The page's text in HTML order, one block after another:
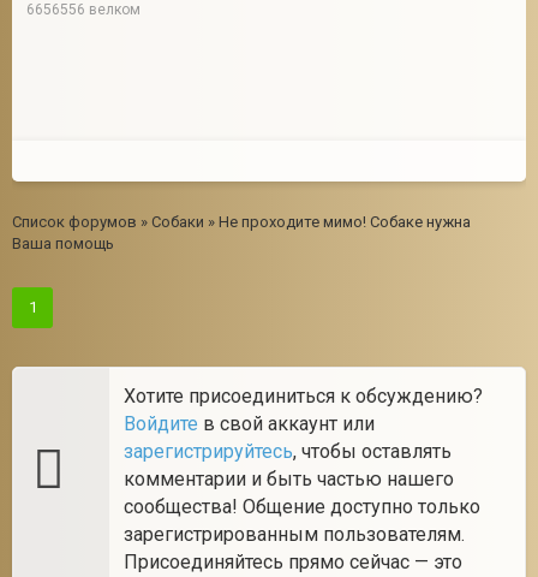
6656556 велком
Список форумов » Собаки » Не проходите мимо! Собаке нужна
Ваша помощь
1
Хотите присоединиться к обсуждению?
Войдите в свой аккаунт или
зарегистрируйтесь, чтобы оставлять
комментарии и быть частью нашего
сообщества! Общение доступно только
зарегистрированным пользователям.
Присоединяйтесь прямо сейчас — это